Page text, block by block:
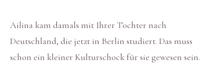
Ailina kam damals mit Ihrer Tochter nach
Deutschland, die jetzt in Berlin studiert. Das muss
schon ein kleiner Kulturschock für sie gewesen sein.